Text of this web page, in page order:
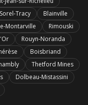
Sorel-Tracy
Blainville
Montarville
Rimouski
Rouyn-Noranda
Boisbriand
Thetford Mines
Dolbeau-Mistassini